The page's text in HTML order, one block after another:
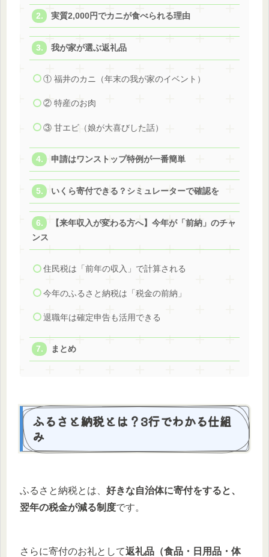
実質2,000円でカニが食べられる理由
我が家が選ぶ返礼品
① 福井のカニ（年末の我が家のイベント）
② 特産のお肉
③ 甘エビ（娘が大喜びした話）
申請はワンストップ特例が一番簡単
いくら寄付できる？シミュレーターで確認を
【来年収入が変わる方へ】今年が「前納」のチャ
ンス
住民税は「前年の収入」で計算される
今年のふるさと納税は「税金の前納」
退職年は確定申告も活用できる
まとめ
ふるさと納税とは？3行でわかる仕組
み
ふるさと納税とは、 好きな自治体に寄付をすると、
翌年の税金が減る制度です。
さらに寄付のお礼として返礼品（食品・日用品・体